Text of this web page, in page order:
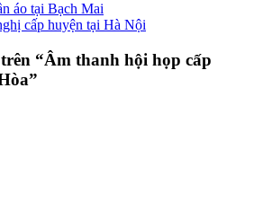
áo tại Bạch Mai
cấp huyện tại Hà Nội
“Âm thanh hội họp cấp
”